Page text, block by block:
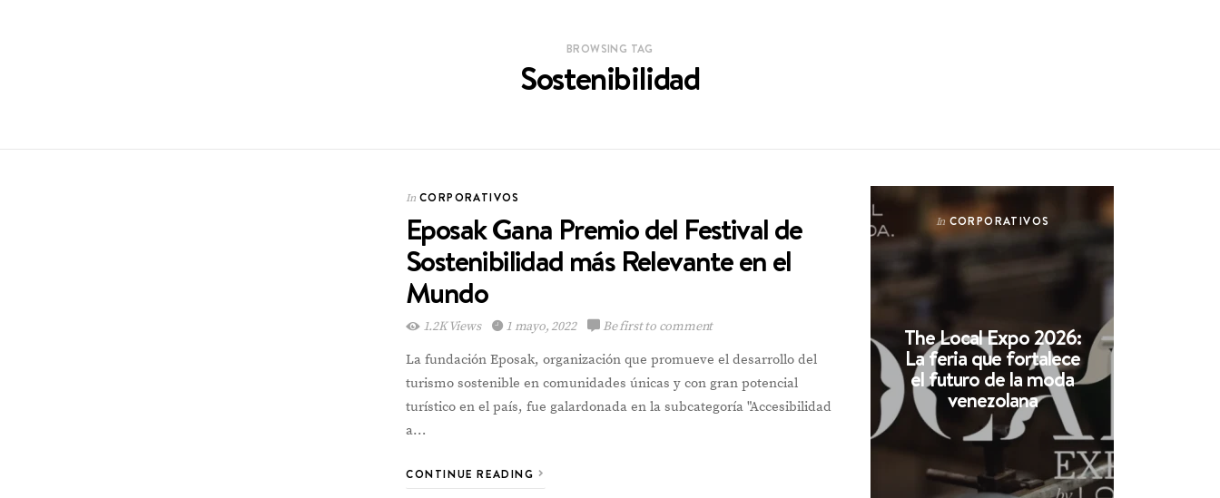
BROWSING TAG
Sostenibilidad
In CORPORATIVOS
Eposak Gana Premio del Festival de
Sostenibilidad más Relevante en el
Mundo
1.2K Views 1 mayo, 2022 Be first to comment
La fundación Eposak, organización que promueve el desarrollo del
turismo sostenible en comunidades únicas y con gran potencial
turístico en el país, fue galardonada en la subcategoría "Accesibilidad
a…
CONTINUE READING
In CORPORATIVOS
Multinacional de
Sabores expande su
Portafolio de bebidas
In CORPORATIVOS
The Local Expo 2026:
La feria que fortalece
el futuro de la moda
venezolana